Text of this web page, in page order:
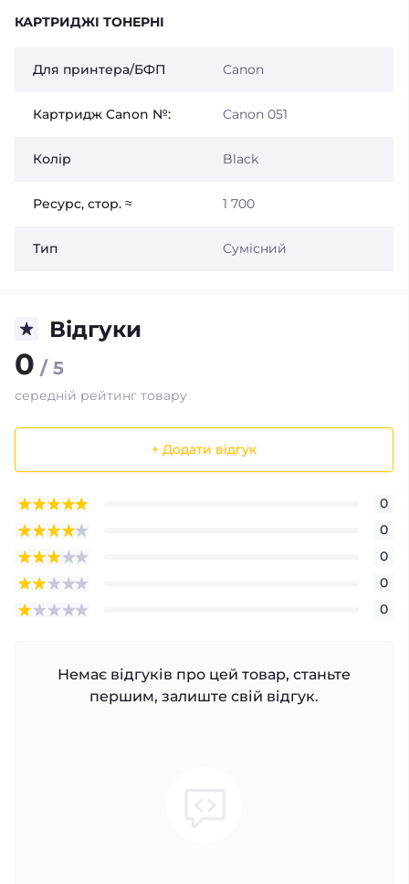
КАРТРИДЖІ ТОНЕРНІ
Для принтера/БФП Canon
Картридж Canon №: Canon 051
Колір Black
Ресурс, стор. ≈ 1 700
Тип Сумісний
Відгуки
0 / 5
середній рейтинг товару
+ Додати відгук
0
0
0
0
0
Немає відгуків про цей товар, станьте
першим, залиште свій відгук.